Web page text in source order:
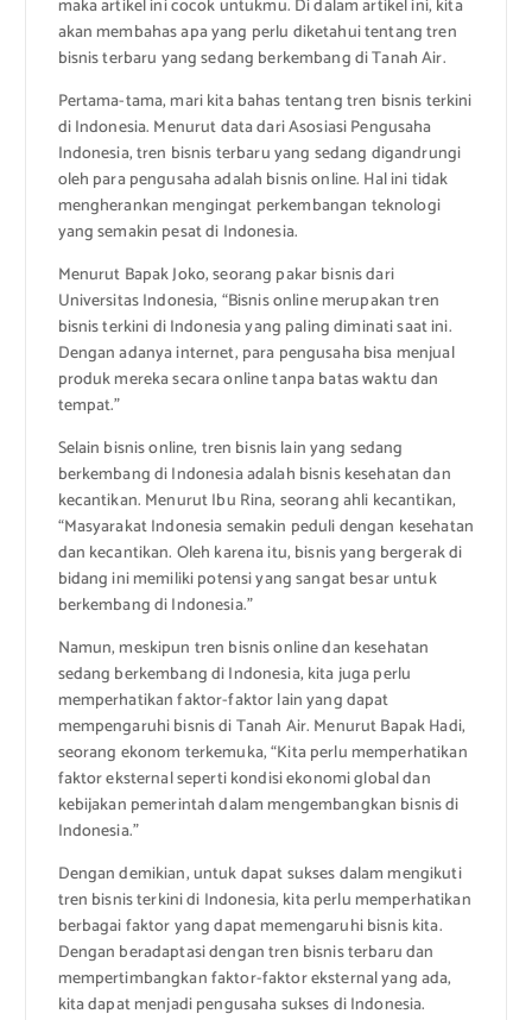
maka artikel ini cocok untukmu. Di dalam artikel ini, kita
akan membahas apa yang perlu diketahui tentang tren
bisnis terbaru yang sedang berkembang di Tanah Air.
Pertama-tama, mari kita bahas tentang tren bisnis terkini
di Indonesia. Menurut data dari Asosiasi Pengusaha
Indonesia, tren bisnis terbaru yang sedang digandrungi
oleh para pengusaha adalah bisnis online. Hal ini tidak
mengherankan mengingat perkembangan teknologi
yang semakin pesat di Indonesia.
Menurut Bapak Joko, seorang pakar bisnis dari
Universitas Indonesia, “Bisnis online merupakan tren
bisnis terkini di Indonesia yang paling diminati saat ini.
Dengan adanya internet, para pengusaha bisa menjual
produk mereka secara online tanpa batas waktu dan
tempat.”
Selain bisnis online, tren bisnis lain yang sedang
berkembang di Indonesia adalah bisnis kesehatan dan
kecantikan. Menurut Ibu Rina, seorang ahli kecantikan,
“Masyarakat Indonesia semakin peduli dengan kesehatan
dan kecantikan. Oleh karena itu, bisnis yang bergerak di
bidang ini memiliki potensi yang sangat besar untuk
berkembang di Indonesia.”
Namun, meskipun tren bisnis online dan kesehatan
sedang berkembang di Indonesia, kita juga perlu
memperhatikan faktor-faktor lain yang dapat
mempengaruhi bisnis di Tanah Air. Menurut Bapak Hadi,
seorang ekonom terkemuka, “Kita perlu memperhatikan
faktor eksternal seperti kondisi ekonomi global dan
kebijakan pemerintah dalam mengembangkan bisnis di
Indonesia.”
Dengan demikian, untuk dapat sukses dalam mengikuti
tren bisnis terkini di Indonesia, kita perlu memperhatikan
berbagai faktor yang dapat memengaruhi bisnis kita.
Dengan beradaptasi dengan tren bisnis terbaru dan
mempertimbangkan faktor-faktor eksternal yang ada,
kita dapat menjadi pengusaha sukses di Indonesia.